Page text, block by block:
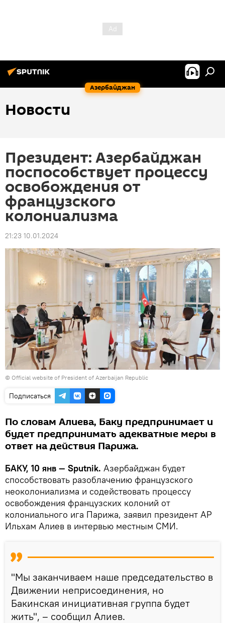
Азербайджан
Новости
Президент: Азербайджан
поспособствует процессу
освобождения от
французского
колониализма
21:23 10.01.2024
© Official website of President of Azerbaijan Republic
Подписаться
По словам Алиева, Баку предпринимает и
будет предпринимать адекватные меры в
ответ на действия Парижа.
БАКУ, 10 янв — Sputnik. Азербайджан будет
способствовать разоблачению французского
неоколониализма и содействовать процессу
освобождения французских колоний от
колониального ига Парижа, заявил президент АР
Ильхам Алиев в интервью местным СМИ.
"Мы заканчиваем наше председательство в
Движении неприсоединения, но
Бакинская инициативная группа будет
жить", – сообщил Алиев.